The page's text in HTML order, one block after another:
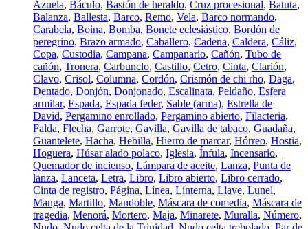
Azuela, Báculo, Bastón de heraldo, Cruz procesional, Batuta,
Balanza, Ballesta, Barco, Remo, Vela, Barco normando,
Carabela, Boina, Bomba, Bonete eclesiástico, Bordón de
peregrino, Brazo armado, Caballero, Cadena, Caldera, Cáliz,
Copa, Custodia, Campana, Campanario, Cañón, Tubo de
cañón, Tronera, Carbunclo, Castillo, Cetro, Cinta, Clarión,
Clavo, Crisol, Columna, Cordón, Crismón de chi rho, Daga,
Dentado, Donjón, Donjonado, Escalinata, Peldaño, Esfera
armilar, Espada, Espada feder, Sable (arma), Estrella de
David, Pergamino enrollado, Pergamino abierto, Filacteria,
Falda, Flecha, Garrote, Gavilla, Gavilla de tabaco, Guadaña,
Guantelete, Hacha, Hebilla, Hierro de marcar, Hórreo, Hostia,
Hoguera, Húsar alado polaco, Iglesia, Ínfula, Incensario,
Quemador de incienso, Lámpara de aceite, Lanza, Punta de
lanza, Lanceta, Letra, Libro, Libro abierto, Libro cerrado,
Cinta de registro, Página, Línea, Linterna, Llave, Lunel,
Manga, Martillo, Mandoble, Máscara de comedia, Máscara de
tragedia, Menorá, Mortero, Maja, Minarete, Muralla, Número,